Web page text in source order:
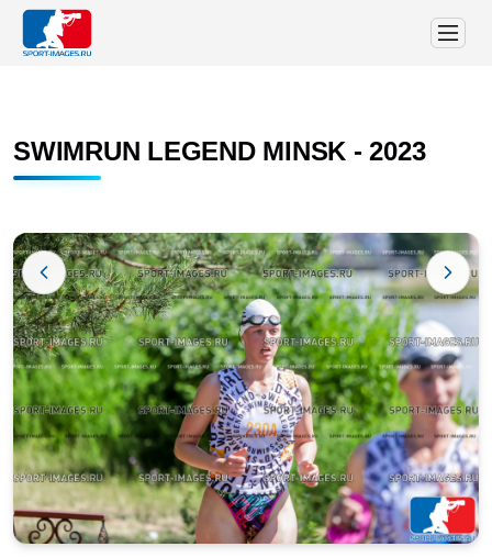
SWIMRUN LEGEND MINSK - 2023